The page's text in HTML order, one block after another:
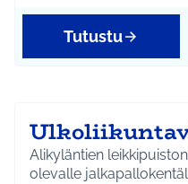
Tutustu
Alikyläntien
olevalle